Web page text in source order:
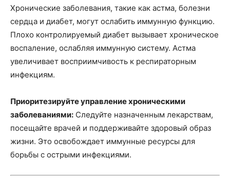
Хронические заболевания, такие как астма, болезни
сердца и диабет, могут ослабить иммунную функцию.
Плохо контролируемый диабет вызывает хроническое
воспаление, ослабляя иммунную систему. Астма
увеличивает восприимчивость к респираторным
инфекциям.
Приоритезируйте управление хроническими
заболеваниями: Следуйте назначенным лекарствам,
посещайте врачей и поддерживайте здоровый образ
жизни. Это освобождает иммунные ресурсы для
борьбы с острыми инфекциями.